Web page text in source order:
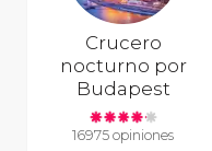
Crucero
nocturno por
Budapest
16975 opiniones